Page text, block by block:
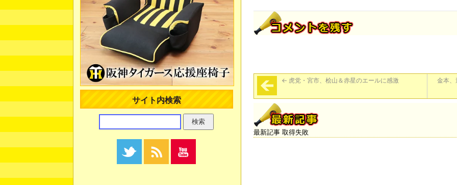
← 虎党・宮市、桧山＆赤星のエールに感激 金本、
最新記事 取得失敗
サイト内検索